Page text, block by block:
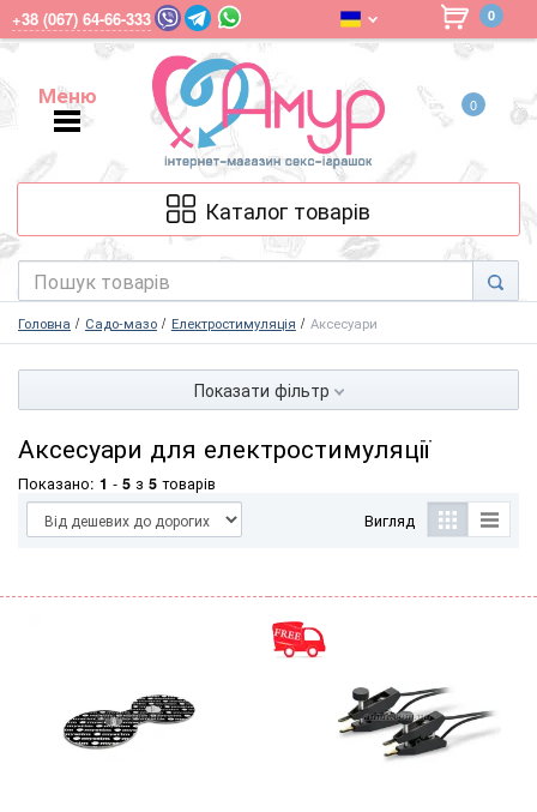
+38 (067) 64-66-333 0
Меню
Меню
0
Каталог товарів
Головна Садо-мазо Електростимуляція Аксесуари
Показати фільтр
Аксесуари для електростимуляції
Показано: 1 - 5 з 5 товарів
Вигляд